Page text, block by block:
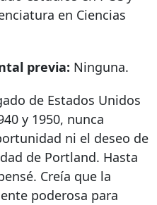
en Ciencias
previa: Ninguna.
de Estados Unidos
y 1950, nunca
ni el deseo de
de Portland. Hasta
Creía que la
poderosa para